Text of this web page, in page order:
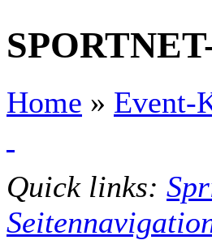
Home » Event-
Quick links: